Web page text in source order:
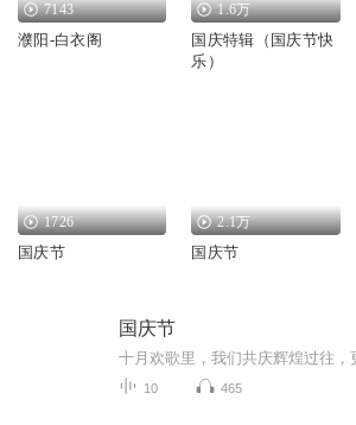
7143
濮阳-白衣阁
1.6万
国庆特辑（国庆节快
乐）
1726
国庆节
2.1万
国庆节
国庆节
10 465